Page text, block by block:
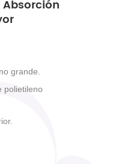
Absorción
grande.
polietileno